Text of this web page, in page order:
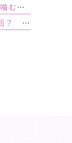
噛む力があるメリットって？ 噛む力が弱いとどうなるの？
歯科検診の頻度って何ヶ月に1回？ 定期検診って何するの？